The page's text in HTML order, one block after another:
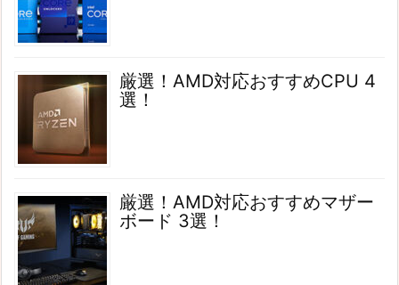
厳選！AMD対応おすすめCPU 4
選！
厳選！AMD対応おすすめマザー
ボード 3選！